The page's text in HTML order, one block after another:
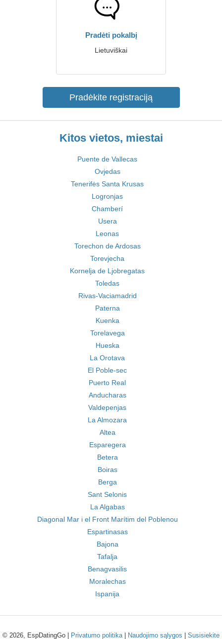
Pradėti pokalbį
Lietuviškai
Pradėkite registraciją
Kitos vietos, miestai
Puente de Vallecas
Ovjedas
Tenerifės Santa Krusas
Logronjas
Chamberí
Usera
Leonas
Torechon de Ardosas
Torevjecha
Kornelja de Ljobregatas
Toledas
Rivas-Vaciamadrid
Paterna
Kuenka
Torelavega
Hueska
La Orotava
El Poble-sec
Puerto Real
Anducharas
Valdepenjas
La Almozara
Altea
Esparegera
Betera
Boiras
Berga
Sant Selonis
La Algabas
Diagonal Mar i el Front Marítim del Poblenou
Espartinasas
Bajona
Tafalja
Benagvasilis
Moralechas
Ispanija
© 2026, EspDatingGo | Privatumo politika| Naudojimo sąlygos Susisiekite